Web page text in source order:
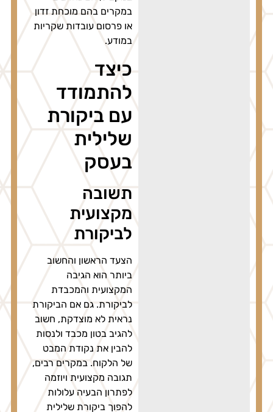
במקרים בהם מוכחת זדון
או פרסום עובדות שקריות
כיצד
להתמודד
עם ביקורת
שלילית
בעסק
תשובה
מקצועית
לביקורת
הצעד הראשון והחשוב
ביותר הוא הגיבה
המקצועית והמכבדת
לביקורת. גם אם הביקורת
נראית לא מוצדקת, חשוב
להגיב בטון מכבד ולנסות
להבין את נקודת המבט
של הלקוח. במקרים רבים,
תגובה מקצועית ויוזמה
לפתרון הבעיה עלולות
להפוך ביקורת שלילית